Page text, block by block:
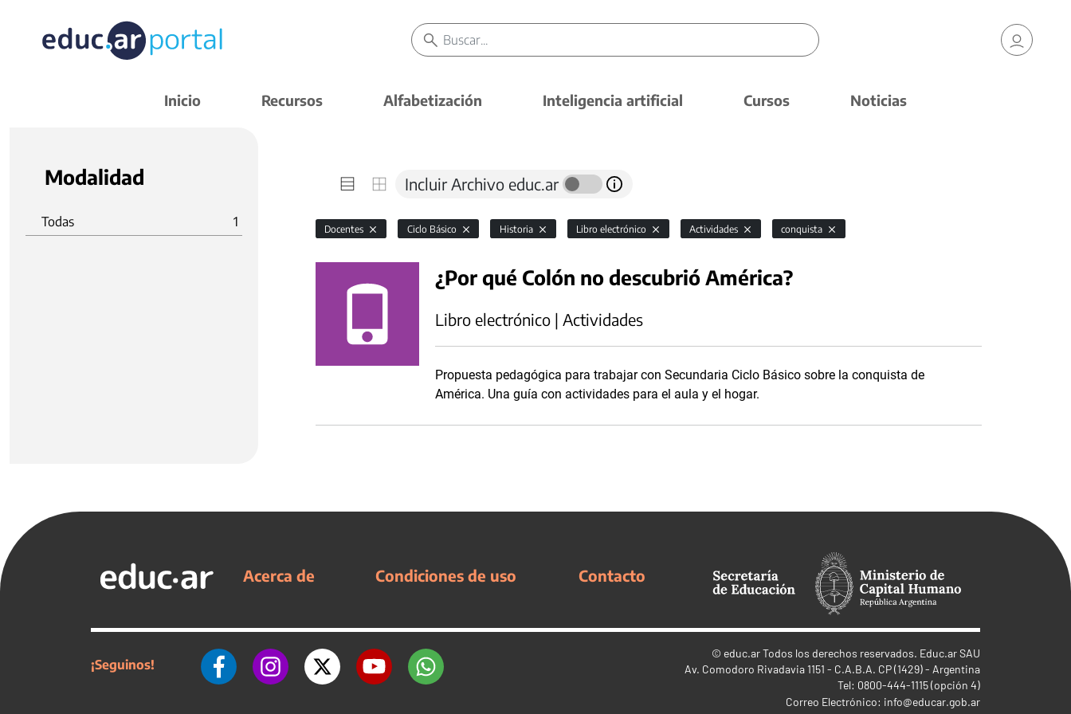
Inicio Recursos Alfabetización Inteligencia artificial Cursos Noticias
Modalidad
Todas 1
Incluir Archivo educ.ar
Docentes Ciclo Básico Historia Libro electrónico Actividades conquista
¿Por qué Colón no descubrió América?
Libro electrónico | Actividades
Propuesta pedagógica para trabajar con Secundaria Ciclo Básico sobre la conquista de
América. Una guía con actividades para el aula y el hogar.
Acerca de Condiciones de uso Contacto
¡Seguinos!
© educ.arTodos los derechos reservados. Educ.ar SAU
Av. Comodoro Rivadavia 1151 - C.A.B.A. CP (1429) - Argentina
Tel: 0800-444-1115 (opción 4)
Correo Electrónico: info@educar.gob.ar